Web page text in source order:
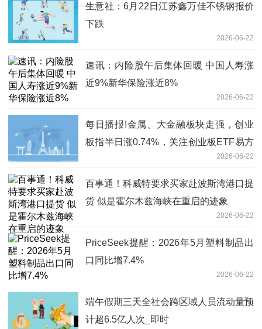
生意社：6月22日江苏鑫万佳不锈钢报价
下跌
2026-06-22
速讯：内险股午后集体回暖 中国人寿涨
近9%新华保险涨近8%
2026-06-22
每日播报!金属、大金融板块走强，创业
板指半日涨0.74%，关注创业板ETF易方
2026-06-22
百事通！科威特要求买家赴波斯湾港口提
货 似是霍尔木兹海峡在重启的迹象
2026-06-22
PriceSeek提醒：2026年5月塑料制品出
口同比增7.4%
2026-06-22
端午假期三天全社会跨区域人员流动量预
计超6.5亿人次_即时